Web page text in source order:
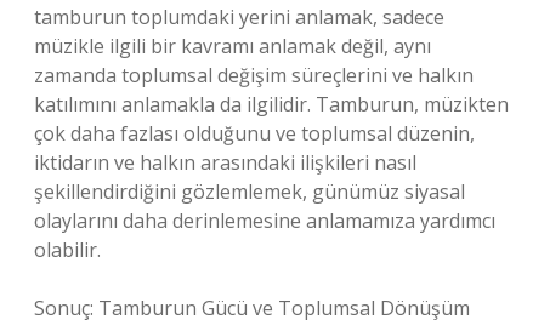
tamburun toplumdaki yerini anlamak, sadece
müzikle ilgili bir kavramı anlamak değil, aynı
zamanda toplumsal değişim süreçlerini ve halkın
katılımını anlamakla da ilgilidir. Tamburun, müzikten
çok daha fazlası olduğunu ve toplumsal düzenin,
iktidarın ve halkın arasındaki ilişkileri nasıl
şekillendirdiğini gözlemlemek, günümüz siyasal
olaylarını daha derinlemesine anlamamıza yardımcı
olabilir.
Sonuç: Tamburun Gücü ve Toplumsal Dönüşüm